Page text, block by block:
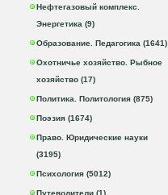
Нефтегазовый комплекс.
Энергетика (9)
Образование. Педагогика (1641)
Охотничье хозяйство. Рыбное
хозяйство (17)
Политика. Политология (875)
Поэзия (1674)
Право. Юридические науки
(3195)
Психология (5012)
Путеводители (1)